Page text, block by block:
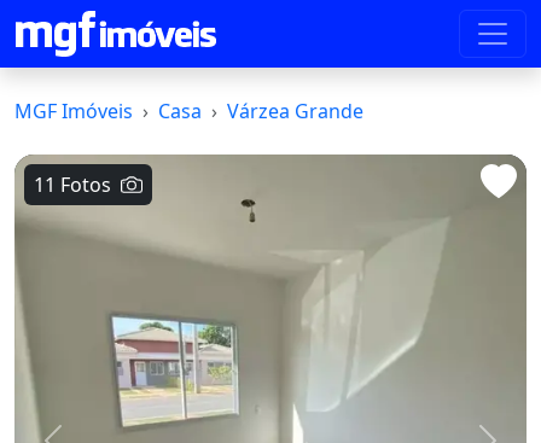
MGF Imóveis Casa Várzea Grande
11 Fotos